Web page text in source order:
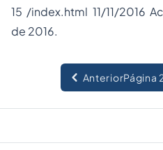
15 /index.html 11/11/2016
de 2016.
AnteriorPágina